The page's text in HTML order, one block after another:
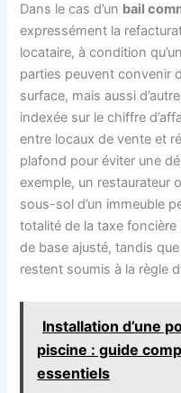
Dans le cas d’un bail
expressément la
locataire, à condition
parties peuvent convenir
surface, mais aussi
indexée sur le chiffre
entre locaux de vente et
plafond pour éviter une
exemple, un restaurateur
sous-sol d’un immeuble
totalité de la taxe foncière
de base ajusté, tandis
restent soumis à la règle
Installation d’une
piscine : guide
essentiels